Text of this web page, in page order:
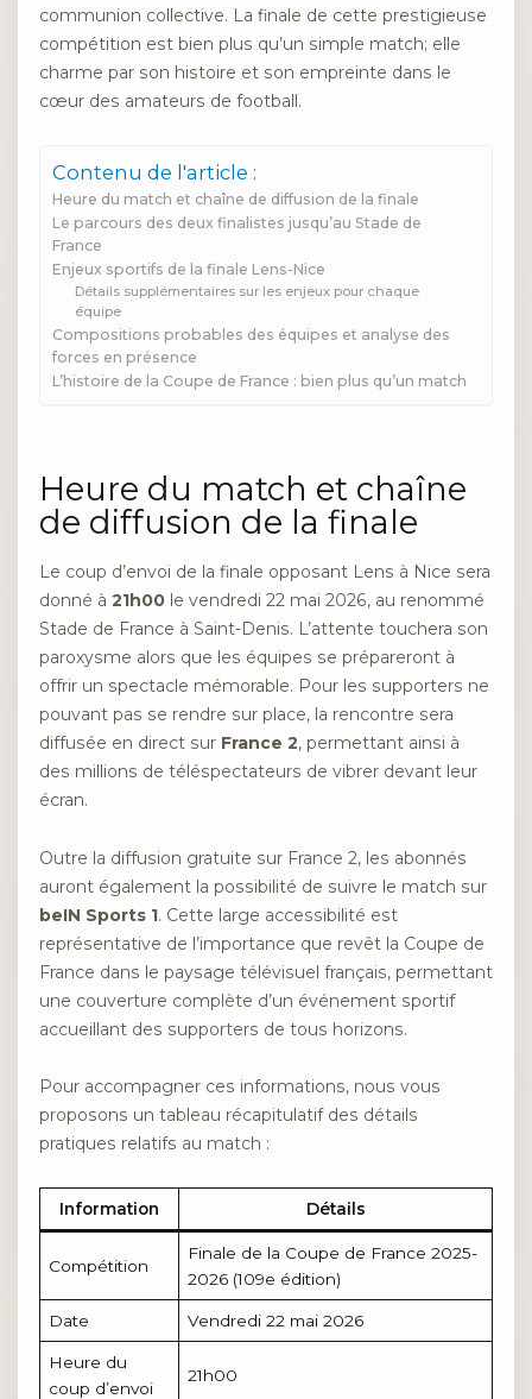
communion collective. La finale de cette prestigieuse
compétition est bien plus qu’un simple match; elle
charme par son histoire et son empreinte dans le
cœur des amateurs de football.
Contenu de l'article :
Heure du match et chaîne de diffusion de la finale
Le parcours des deux finalistes jusqu’au Stade de
France
Enjeux sportifs de la finale Lens-Nice
Détails supplémentaires sur les enjeux pour chaque
équipe
Compositions probables des équipes et analyse des
forces en présence
L’histoire de la Coupe de France : bien plus qu’un match
Heure du match et chaîne
de diffusion de la finale
Le coup d’envoi de la finale opposant Lens à Nice sera
donné à 21h00 le vendredi 22 mai 2026, au renommé
Stade de France à Saint-Denis. L’attente touchera son
paroxysme alors que les équipes se prépareront à
offrir un spectacle mémorable. Pour les supporters ne
pouvant pas se rendre sur place, la rencontre sera
diffusée en direct sur France 2, permettant ainsi à
des millions de téléspectateurs de vibrer devant leur
écran.
Outre la diffusion gratuite sur France 2, les abonnés
auront également la possibilité de suivre le match sur
beIN Sports 1. Cette large accessibilité est
représentative de l’importance que revêt la Coupe de
France dans le paysage télévisuel français, permettant
une couverture complète d’un événement sportif
accueillant des supporters de tous horizons.
Pour accompagner ces informations, nous vous
proposons un tableau récapitulatif des détails
pratiques relatifs au match :
Information Détails
Compétition
Finale de la Coupe de France 2025-
2026 (109e édition)
Date Vendredi 22 mai 2026
Heure du
coup d’envoi
21h00